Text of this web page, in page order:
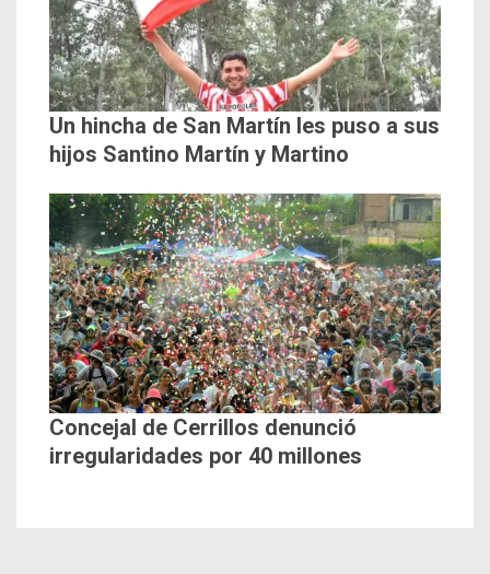
Un hincha de San Martín les puso a sus
hijos Santino Martín y Martino
Concejal de Cerrillos denunció
irregularidades por 40 millones